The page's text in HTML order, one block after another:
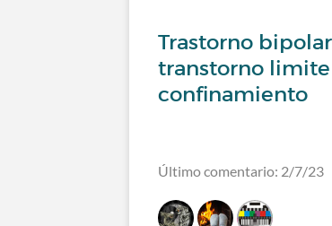
Trastorno
transtorno
confinamiento
Último comentario: 2/7/23